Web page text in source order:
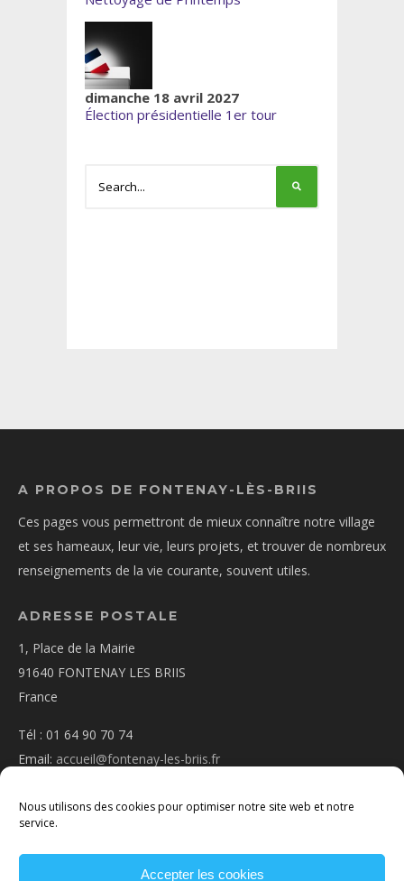
Nous utilisons des cookies pour optimiser notre site web et notre
service.
Accepter les cookies
dimanche 18 avril 2027
Élection présidentielle 1er tour
A PROPOS DE FONTENAY-LÈS-BRIIS
Ces pages vous permettront de mieux connaître notre village
et ses hameaux, leur vie, leurs projets, et trouver de nombreux
renseignements de la vie courante, souvent utiles.
ADRESSE POSTALE
1, Place de la Mairie
91640 FONTENAY LES BRIIS
France
Tél : 01 64 90 70 74
Email: accueil@fontenay-les-briis.fr
NOUS CONTACTER